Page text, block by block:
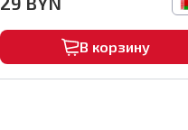
В корзину